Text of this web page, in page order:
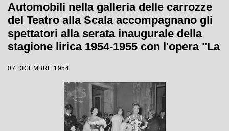
Automobili nella galleria delle carrozze
del Teatro alla Scala accompagnano gli
spettatori alla serata inaugurale della
stagione lirica 1954-1955 con l'opera "La
Antonino Votto, con la regia di Luchino
07 DICEMBRE 1954